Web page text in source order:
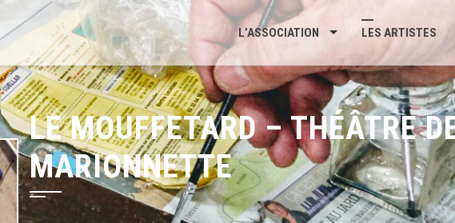
L’ASSOCIATION LES ARTISTES
LE MOUFFETARD – THÉÂTRE
MARIONNETTE